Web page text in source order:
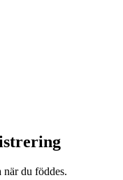
när du föddes.